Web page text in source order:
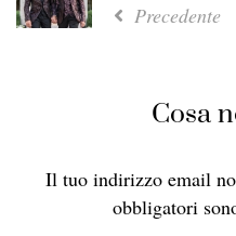
Precedente
Cosa
Il tuo indirizzo email
obbligatori